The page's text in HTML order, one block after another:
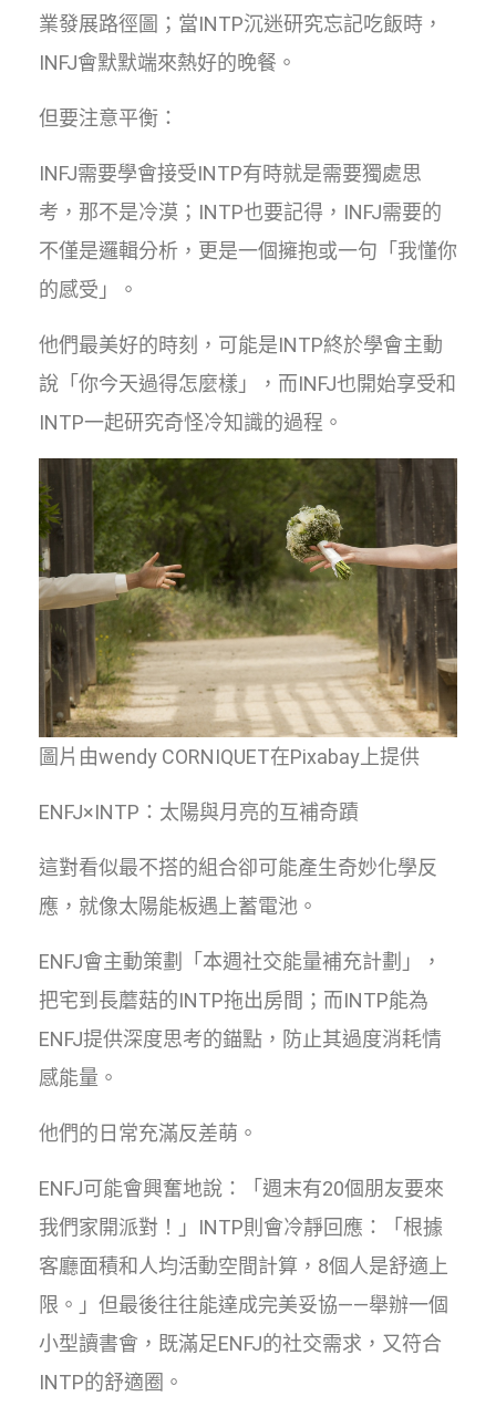
業發展路徑圖；當INTP沉迷研究忘記吃飯時，
INFJ會默默端來熱好的晚餐。
但要注意平衡：
INFJ需要學會接受INTP有時就是需要獨處思
考，那不是冷漠；INTP也要記得，INFJ需要的
不僅是邏輯分析，更是一個擁抱或一句「我懂你
的感受」。
他們最美好的時刻，可能是INTP終於學會主動
說「你今天過得怎麼樣」，而INFJ也開始享受和
INTP一起研究奇怪冷知識的過程。
圖片由wendy CORNIQUET在Pixabay上提供
ENFJ×INTP：太陽與月亮的互補奇蹟
這對看似最不搭的組合卻可能產生奇妙化學反
應，就像太陽能板遇上蓄電池。
ENFJ會主動策劃「本週社交能量補充計劃」，
把宅到長蘑菇的INTP拖出房間；而INTP能為
ENFJ提供深度思考的錨點，防止其過度消耗情
感能量。
他們的日常充滿反差萌。
ENFJ可能會興奮地說：「週末有20個朋友要來
我們家開派對！」INTP則會冷靜回應：「根據
客廳面積和人均活動空間計算，8個人是舒適上
限。」但最後往往能達成完美妥協——舉辦一個
小型讀書會，既滿足ENFJ的社交需求，又符合
INTP的舒適圈。